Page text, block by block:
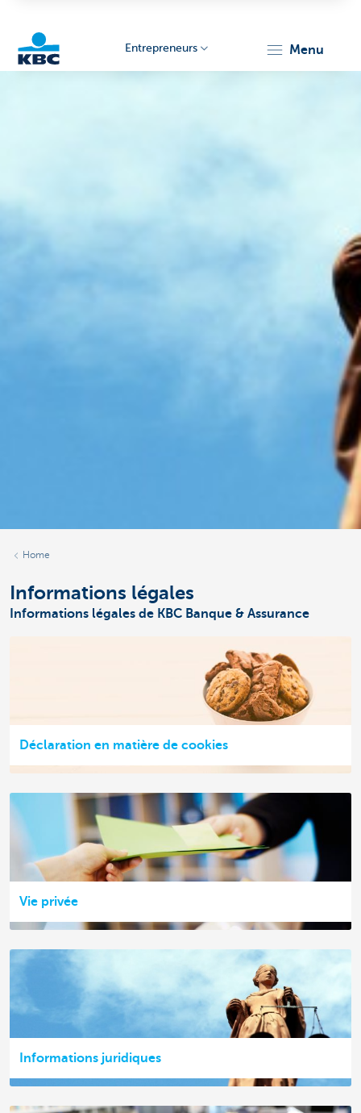
Entrepreneurs menu
Home
Informations légales
Informations légales de KBC Banque & Assurance
Déclaration en matière de cookies
Vie privée
Informations juridiques